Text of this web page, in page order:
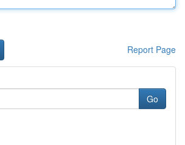
Report Page
Go